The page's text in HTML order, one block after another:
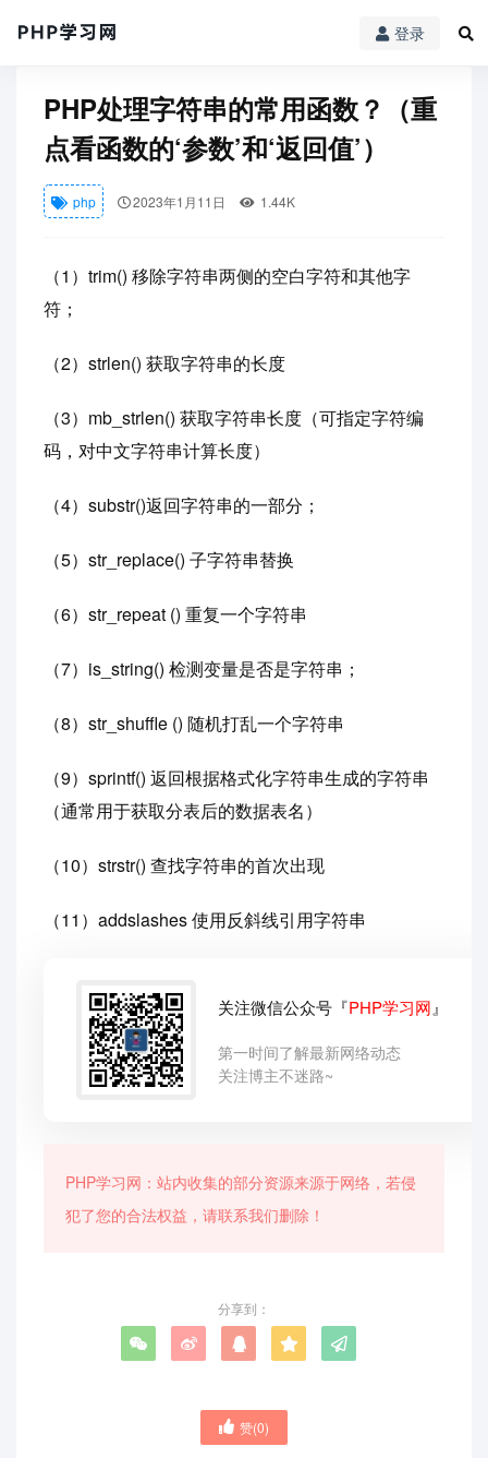
登录
PHP学习网 PHP处理字符串的常用函数？（重点看函数的‘参数’和
PHP处理字符串的常用函数？（重
点看函数的‘参数’和‘返回值’）
php 2023年1月11日 1.44K
（1）trim() 移除字符串两侧的空白字符和其他字
符；
（2）strlen() 获取字符串的长度
（3）mb_strlen() 获取字符串长度（可指定字符编
码，对中文字符串计算长度）
（4）substr()返回字符串的一部分；
（5）str_replace() 子字符串替换
（6）str_repeat () 重复一个字符串
（7）is_string() 检测变量是否是字符串；
（8）str_shuffle () 随机打乱一个字符串
（9）sprintf() 返回根据格式化字符串生成的字符串
（通常用于获取分表后的数据表名）
（10）strstr() 查找字符串的首次出现
（11）addslashes 使用反斜线引用字符串
关注微信公众号『PHP学习网 』
第一时间了解最新网络动态
关注博主不迷路~
PHP学习网：站内收集的部分资源来源于网络，若侵
犯了您的合法权益，请联系我们删除！
分享到：
赞(0)